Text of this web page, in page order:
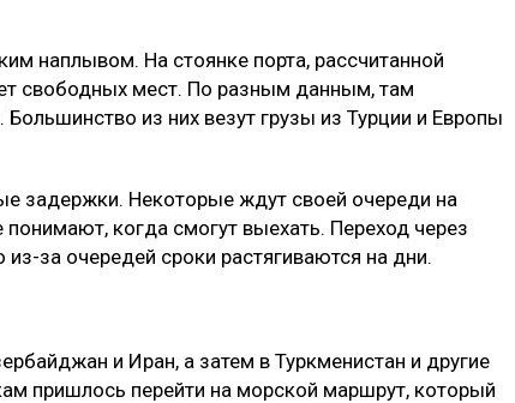
наплывом. На стоянке порта, рассчитанной
свободных мест. По разным данным, там
из них везут грузы из Турции и Европы
задержки. Некоторые ждут своей очереди на
когда смогут выехать. Переход через
за очередей сроки растягиваются на дни.
и Иран, а затем в Туркменистан и другие
пришлось перейти на морской маршрут, который